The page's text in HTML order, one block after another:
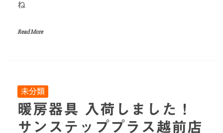
ね
Read More
未分類
暖房器具 入荷しました！
サンステッププラス越前店